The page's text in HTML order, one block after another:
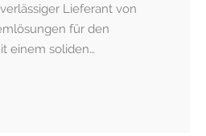
Lieferant von
für den
einem soliden…